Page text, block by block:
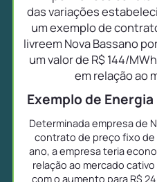
das variações
um exemplo de
livreem Nova Bassano
um valor de R$ 144/
em relação ao
Exemplo de
Determinada empresa de
contrato de preço fixo de
ano, a empresa teria
relação ao mercado cativo
com o aumento para R$